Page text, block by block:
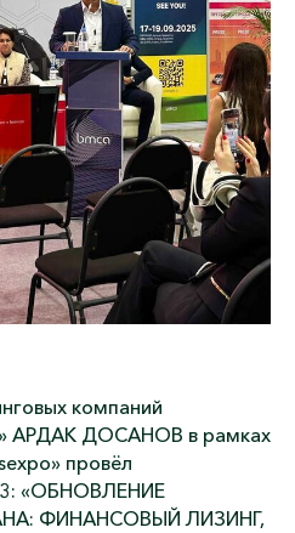
компаний
АРДАК ДОСАНОВ в рамках
провёл
3: «ОБНОВЛЕНИЕ
ФИНАНСОВЫЙ ЛИЗИНГ,